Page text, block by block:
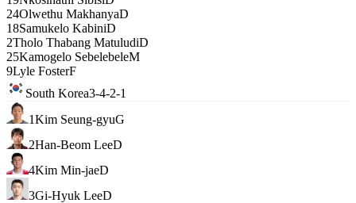
24Olwethu MakhanyaD
18Samukelo KabiniD
2Tholo Thabang MatuludiD
25Kamogelo SebelebeleM
9Lyle FosterF
South Korea3-4-2-1
1Kim Seung-gyuG
2Han-Beom LeeD
4Kim Min-jaeD
3Gi-Hyuk LeeD